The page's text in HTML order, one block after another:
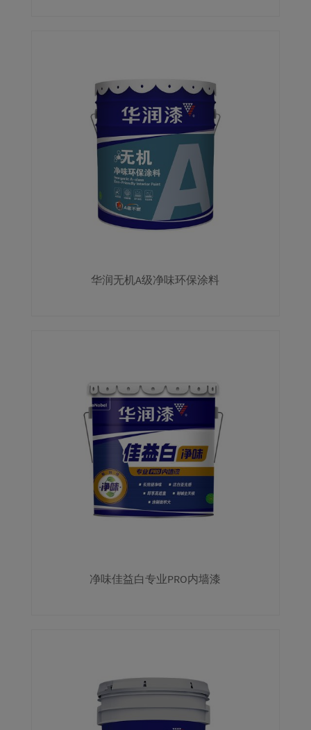
华润无机A级净味环保涂料
净味佳益白专业PRO内墙漆